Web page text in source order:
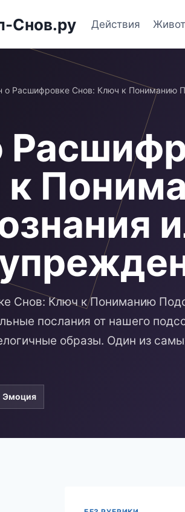
Снов.ру Действия
о Расшифровке Снов: Ключ к Пониманию
Снов: Ключ к Пониманию
послания от нашего
образы. Один из
Эмоция